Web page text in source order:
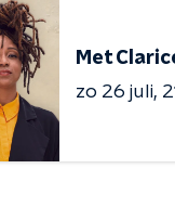
Met
zo 26 juli